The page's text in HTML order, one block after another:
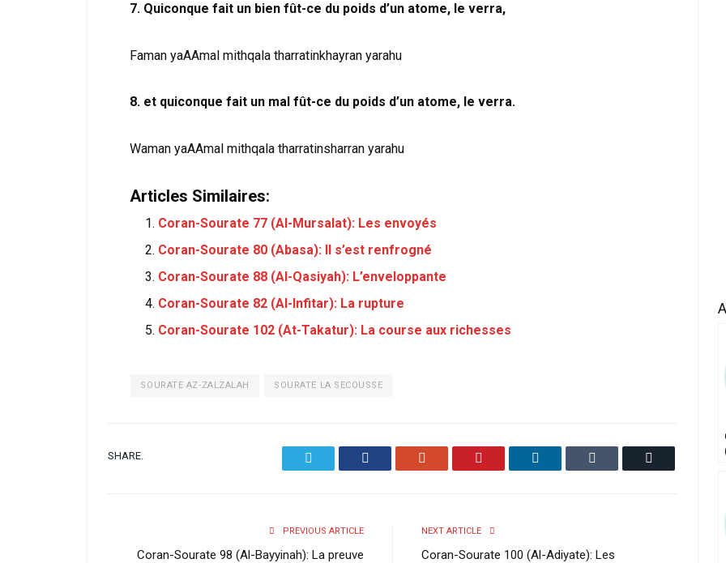
7. Quiconque fait un bien fût-ce du poids d’un atome, le verra,
Faman yaAAmal mithqala tharratinkhayran yarahu
8. et quiconque fait un mal fût-ce du poids d’un atome, le verra.
Waman yaAAmal mithqala tharratinsharran yarahu
Articles Similaires:
Coran-Sourate 77 (Al-Mursalat): Les envoyés
Coran-Sourate 80 (Abasa): Il s’est renfrogné
Coran-Sourate 88 (Al-Qasiyah): L’enveloppante
Coran-Sourate 82 (Al-Infitar): La rupture
Coran-Sourate 102 (At-Takatur): La course aux richesses
SOURATE AZ-ZALZALAH SOURATE LA SECOUSSE
SHARE.
PREVIOUS ARTICLE
Coran-Sourate 98 (Al-Bayyinah): La preuve
NEXT ARTICLE
Coran-Sourate 100 (Al-Adiyate): Les